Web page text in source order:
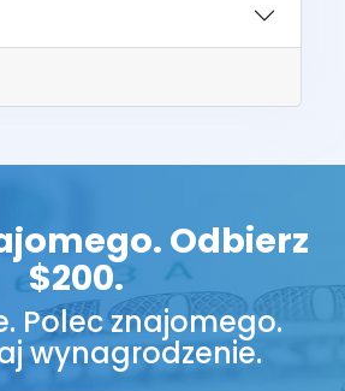
Odbierz
$200.
Polec znajomego.
wynagrodzenie.